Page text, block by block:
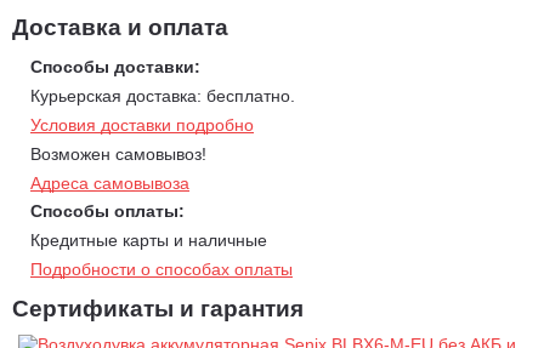
срок службы и эффективность работы.
Круиз-контрольпозволяет поддерживать стабильный поток
воздуха при длительной эксплуатации.
Электронная регулировка скорости
точно настроить поток воздуха для разных задач.
Эргономика и развесовка
повышая комфорт при длительной работе.
Полимерная крыльчаткаспособствует улучшению
производительности и долговечности инструмента.
Легкость в использовании— аккумулятор Li-Ion,
совместимый с другими инструментами, и отсутствие
Доставка и оплата
Способы доставки:
Курьерская доставка: бесплатно.
Условия доставки подробно
Возможен самовывоз!
Адреса самовывоза
Способы оплаты:
Кредитные карты и наличные
Подробности о способах оплаты
Сертификаты и гарантия